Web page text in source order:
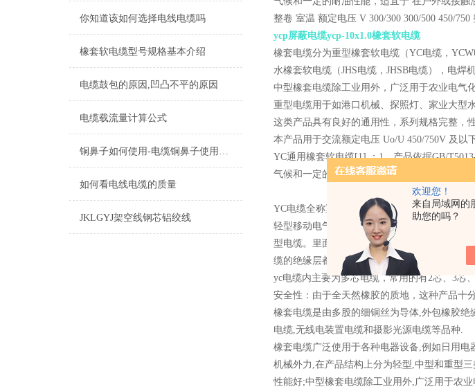
欢迎您！
来自局域网的
助您的吗？
你知道该如何选择电线电缆吗
橡套软电缆型号规格基本介绍
电缆鼓包的原因,凹凸不平的原因
电缆载流量计算公式
铜鼻子如何使用-电缆铜鼻子使用操作
如何看电线电缆的质量
JKLGYJ架空线钢芯铝绞线
整卷 室温 额定电压 V 300/300 300/500 450/
ycp屏蔽电缆ycp-10x1.0橡套软电缆
橡套电缆分为重型橡套软电缆（YC电缆，
水橡套软电缆（JHS电缆，JHSB电缆），电焊
中型橡套电缆除工业用外，广泛用于农业电气
重型电缆用于如港口机械、探照灯、家业大型
这类产品具有良好的通用性，系列规格完整，
本产品用于交流额定电压 Uo/U 450/750V 及以
YC通用橡套软电缆[1] ：1、产品依据GB/
气候和一定的耐油性能，适宜于 在户外或接
YC电缆全称重型通用橡套电缆，是俗称的橡套
轻型移动电气设备，或用于工地上临时施工用
型电缆。里面的护套也为橡胶绝缘，导体为铜
缆的绝缘层都是*橡胶制作，导体则以良好导
yc电缆内主要为多芯电缆，常用的有2芯、3芯
安全性：由于全天然橡胶的质地，这种产品十
橡套电缆是由多股的细铜丝为导体,外包橡胶
电缆,无线电装置电缆和摄影光源电缆等品种.
橡套电缆广泛使用于各种电器设备,例如日用
机械外力,在产品结构上分为轻型,中型和重型
性能好;中型橡套电缆除工业用外,广泛用于农